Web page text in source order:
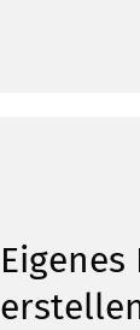
Eigenes